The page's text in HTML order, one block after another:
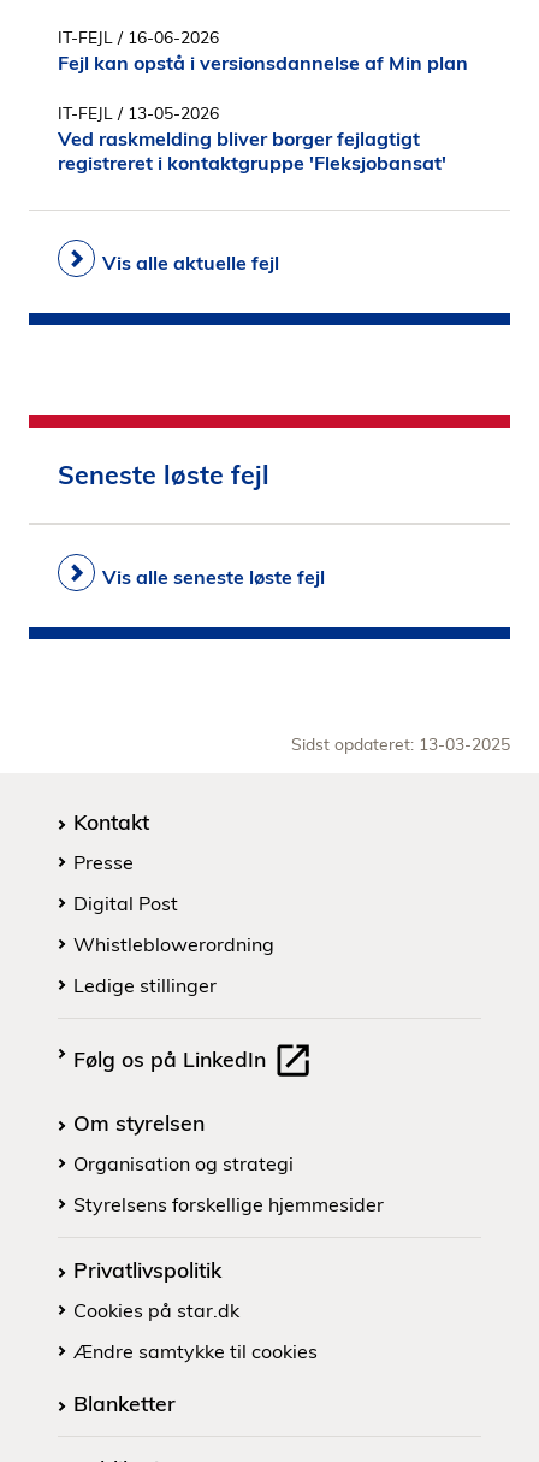
IT-FEJL / 16-06-2026
Fejl kan opstå i versionsdannelse af Min plan
IT-FEJL / 13-05-2026
Ved raskmelding bliver borger fejlagtigt
registreret i kontaktgruppe 'Fleksjobansat'
Vis alle aktuelle fejl
Seneste løste fejl
Vis alle seneste løste fejl
Sidst opdateret: 13-03-2025
Kontakt
Presse
Digital Post
Whistleblowerordning
Ledige stillinger
Følg os på LinkedIn
Om styrelsen
Organisation og strategi
Styrelsens forskellige hjemmesider
Privatlivspolitik
Cookies på star.dk
Ændre samtykke til cookies
Blanketter